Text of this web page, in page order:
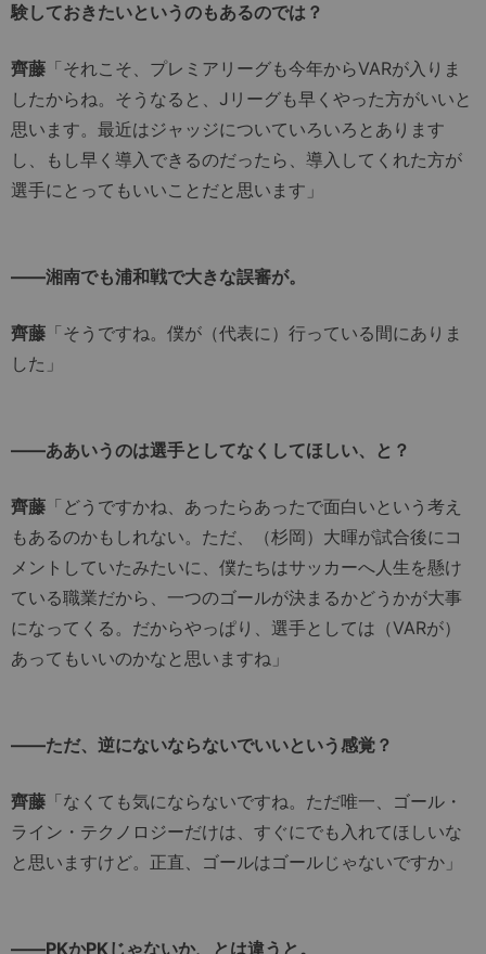
験しておきたいというのもあるのでは？
齊藤 「それこそ、プレミアリーグも今年からVARが入りま
したからね。そうなると、Jリーグも早くやった方がいいと
思います。最近はジャッジについていろいろとあります
し、もし早く導入できるのだったら、導入してくれた方が
選手にとってもいいことだと思います」
――湘南でも浦和戦で大きな誤審が。
齊藤 「そうですね。僕が（代表に）行っている間にありま
した」
――ああいうのは選手としてなくしてほしい、と？
齊藤 「どうですかね、あったらあったで面白いという考え
もあるのかもしれない。ただ、（杉岡）大暉が試合後にコ
メントしていたみたいに、僕たちはサッカーへ人生を懸け
ている職業だから、一つのゴールが決まるかどうかが大事
になってくる。だからやっぱり、選手としては（VARが）
あってもいいのかなと思いますね」
――ただ、逆にないならないでいいという感覚？
齊藤 「なくても気にならないですね。ただ唯一、ゴール・
ライン・テクノロジーだけは、すぐにでも入れてほしいな
と思いますけど。正直、ゴールはゴールじゃないですか」
――PKかPKじゃないか、とは違うと。